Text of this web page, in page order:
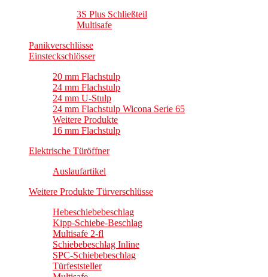
3S Plus Schließteil
Multisafe
Panikverschlüsse
Einsteckschlösser
20 mm Flachstulp
24 mm Flachstulp
24 mm U-Stulp
24 mm Flachstulp Wicona Serie 65
Weitere Produkte
16 mm Flachstulp
Elektrische Türöffner
Auslaufartikel
Weitere Produkte Türverschlüsse
Hebeschiebebeschlag
Kipp-Schiebe-Beschlag
Multisafe 2-fl
Schiebebeschlag Inline
SPC-Schiebebeschlag
Türfeststeller